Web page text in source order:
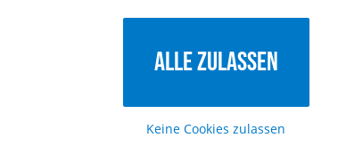
Alle zulassen
Keine Cookies zulassen